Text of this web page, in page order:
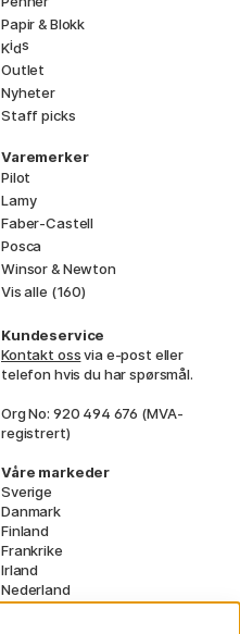
Papir & Blokk
Kids
Outlet
Nyheter
Staff picks
Varemerker
Pilot
Lamy
Faber-Castell
Posca
Winsor & Newton
Vis alle (160)
Kundeservice
Kontakt ossvia e-post eller
telefon hvis du har spørsmål.
Org No: 920 494 676 (MVA-
registrert)
Våre markeder
Sverige
Danmark
Finland
Frankrike
Irland
Nederland
Tyskland